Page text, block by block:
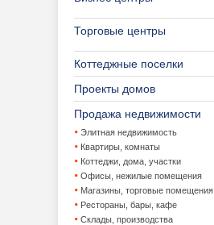
Торговые центры
Коттеджные поселки
Проекты домов
Продажа недвижимости
Элитная недвижимость
Квартиры, комнаты
Коттеджи, дома, участки
Офисы, нежилые помещения
Магазины, торговые помещения
Рестораны, бары, кафе
Склады, производства